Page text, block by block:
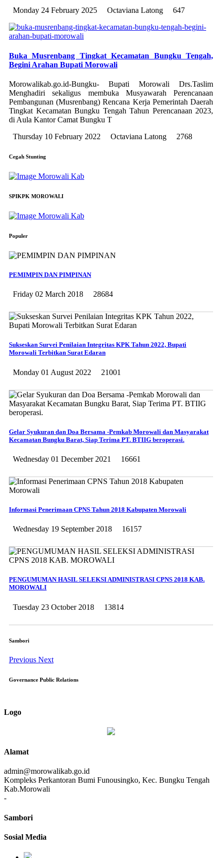
Monday 24 February 2025
Octaviana Latong 647
Buka Musrenbang Tingkat Kecamatan Bungku Tengah,
Begini Arahan Bupati Morowali
Morowalikab.go.id-Bungku- Bupati Morowali Drs.Taslim
Menghadiri sekaligus membuka Musyawarah Perencanaan
Pembangunan (Musrenbang) Rencana Kerja Pemerintah Daerah
Tingkat Kecamatan Bungku Tengah Tahun Perencanaan 2023,
di Aula Kantor Camat Bungku T
Thursday 10 February 2022
Octaviana Latong 2768
Cegah Stunting
SPIKPK MOROWALI
Populer
PEMIMPIN DAN PIMPINAN
Friday 02 March 2018 28684
Sukseskan Survei Penilaian Integritas KPK Tahun 2022, Bupati
Morowali Terbitkan Surat Edaran
Monday 01 August 2022 21001
Gelar Syukuran dan Doa Bersama -Pemkab Morowali dan Masyarakat
Kecamatan Bungku Barat, Siap Terima PT. BTIIG beroperasi.
Wednesday 01 December 2021 16661
Informasi Penerimaan CPNS Tahun 2018 Kabupaten Morowali
Wednesday 19 September 2018 16157
PENGUMUMAN HASIL SELEKSI ADMINISTRASI CPNS 2018 KAB.
MOROWALI
Tuesday 23 October 2018 13814
Sambori
Previous Next
Governance Public Relations
Logo
Alamat
admin@morowalikab.go.id
Kompleks Perkantoran Bumi Funousingko, Kec. Bungku Tengah
Kab.Morowali
-
Sambori
Sosial Media